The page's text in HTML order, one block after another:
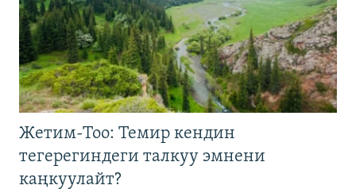
Жетим-Тоо: Темир кендин
тегерегиндеги талкуу эмнени
каңкуулайт?